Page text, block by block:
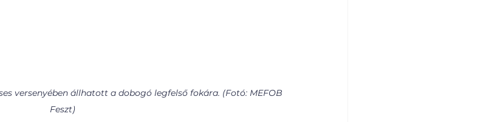
versenyében állhatott a dobogó legfelső fokára. (Fotó: MEFOB
Feszt)